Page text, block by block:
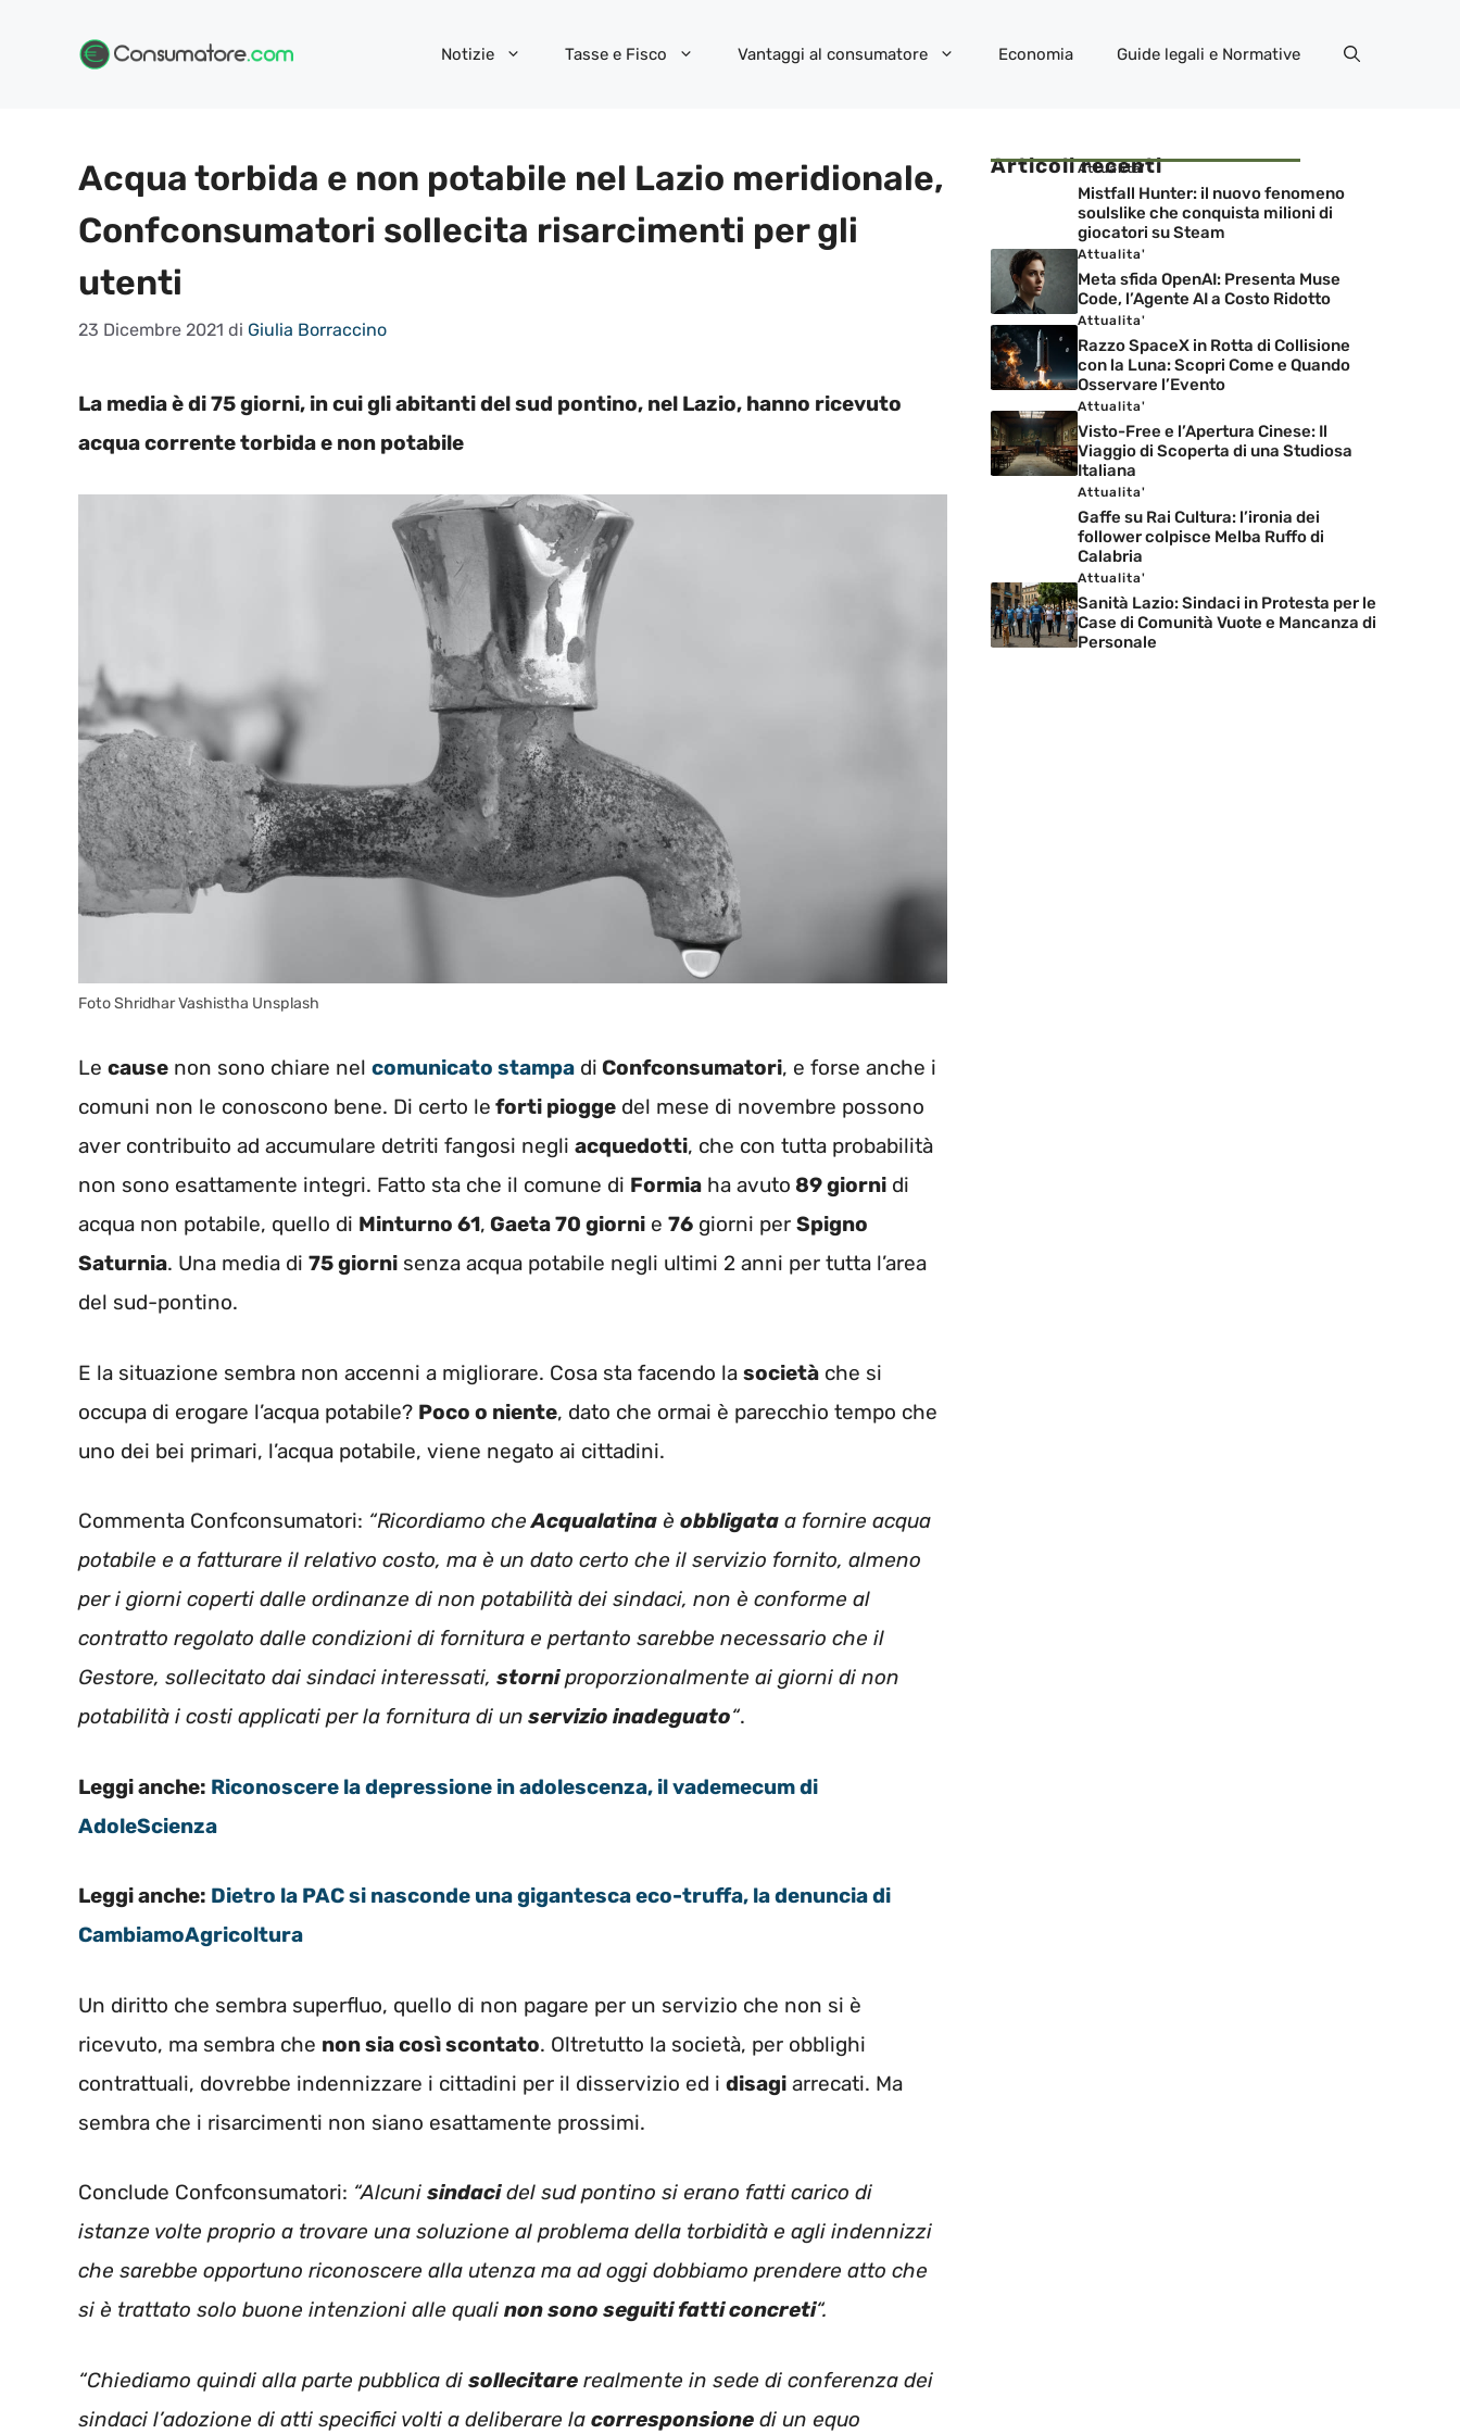
Notizie Tasse e Fisco Vantaggi al consumatore Economia Guide legali e Normative
Acqua torbida e non potabile nel Lazio meridionale,
Confconsumatori sollecita risarcimenti per gli
utenti
23 Dicembre 2021 di Giulia Borraccino
La media è di 75 giorni, in cui gli abitanti del sud pontino, nel Lazio, hanno ricevuto
acqua corrente torbida e non potabile
Foto Shridhar Vashistha Unsplash
Le cause non sono chiare nel comunicato stampa di Confconsumatori, e forse anche i
comuni non le conoscono bene. Di certo le forti piogge del mese di novembre possono
aver contribuito ad accumulare detriti fangosi negli acquedotti, che con tutta probabilità
non sono esattamente integri. Fatto sta che il comune di Formia ha avuto 89 giorni di
acqua non potabile, quello di Minturno 61, Gaeta 70 giorni e 76 giorni per Spigno
Saturnia. Una media di 75 giorni senza acqua potabile negli ultimi 2 anni per tutta l’area
del sud-pontino.
E la situazione sembra non accenni a migliorare. Cosa sta facendo la società che si
occupa di erogare l’acqua potabile? Poco o niente, dato che ormai è parecchio tempo che
uno dei bei primari, l’acqua potabile, viene negato ai cittadini.
Commenta Confconsumatori: “Ricordiamo cheAcqualatina è obbligata a fornire acqua
potabile e a fatturare il relativo costo, ma è un dato certo che il servizio fornito, almeno
per i giorni coperti dalle ordinanze di non potabilità dei sindaci, non è conforme al
contratto regolato dalle condizioni di fornitura e pertanto sarebbe necessario che il
Gestore, sollecitato dai sindaci interessati, storniproporzionalmente ai giorni di non
potabilità i costi applicati per la fornitura di un servizio inadeguato“.
Leggi anche: Riconoscere la depressione in adolescenza, il vademecum di
AdoleScienza
Leggi anche: Dietro la PAC si nasconde una gigantesca eco-truffa, la denuncia di
CambiamoAgricoltura
Un diritto che sembra superfluo, quello di non pagare per un servizio che non si è
ricevuto, ma sembra che non sia così scontato. Oltretutto la società, per obblighi
contrattuali, dovrebbe indennizzare i cittadini per il disservizio ed i disagi arrecati. Ma
sembra che i risarcimenti non siano esattamente prossimi.
Conclude Confconsumatori: “Alcuni sindacidel sud pontino si erano fatti carico di
istanze volte proprio a trovare una soluzione al problema della torbidità e agli indennizzi
che sarebbe opportuno riconoscere alla utenza ma ad oggi dobbiamo prendere atto che
si è trattato solo buone intenzioni alle quali non sono seguiti fatti concreti“.
“Chiediamo quindi alla parte pubblica di sollecitare realmente in sede di conferenza dei
sindaci l’adozione di atti specifici volti a deliberare la corresponsione di un equo
Articoli recenti
Attualita'
Mistfall Hunter: il nuovo fenomeno
soulslike che conquista milioni di
giocatori su Steam
Attualita'
Meta sfida OpenAI: Presenta Muse
Code, l’Agente AI a Costo Ridotto
Attualita'
Razzo SpaceX in Rotta di Collisione
con la Luna: Scopri Come e Quando
Osservare l’Evento
Attualita'
Visto-Free e l’Apertura Cinese: Il
Viaggio di Scoperta di una Studiosa
Italiana
Attualita'
Gaffe su Rai Cultura: l’ironia dei
follower colpisce Melba Ruffo di
Calabria
Attualita'
Sanità Lazio: Sindaci in Protesta per le
Case di Comunità Vuote e Mancanza di
Personale